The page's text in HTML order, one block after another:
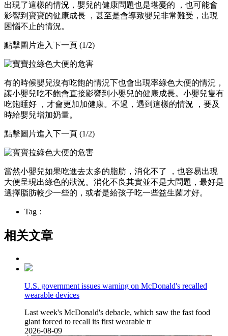
出現了這樣的情況，嬰兒的健康問題也是堪憂的 ，也可能會
影響到寶寶的健康成長 ，甚至是會導致嬰兒非常難受 ，出現
困惱不止的情況。
點擊圖片進入下一頁 (1/2)
有的時候嬰兒沒有吃飽的情況下也會出現率綠色大便的情況，
讓小嬰兒吃不飽會直接影響到小嬰兒的健康成長。小嬰兒隻有
吃飽睡好 ，才會更加加健康。不過，遇到這樣的情況 ，要及
時給嬰兒增加奶量。
點擊圖片進入下一頁 (1/2)
當然小嬰兒如果吃進去太多的脂肪，消化不了 ，也容易出現
大便呈現出綠色的狀況。消化不良其實並不是大問題，最好是
選擇脂肪較少一些的，或者是給孩子吃一些益生菌才好。
Tag：
相关文章
U.S. government issues warning on McDonald's recalled
wearable devices
Last week's McDonald's debacle, which saw the fast food
giant forced to recall its first wearable tr
2026-08-09